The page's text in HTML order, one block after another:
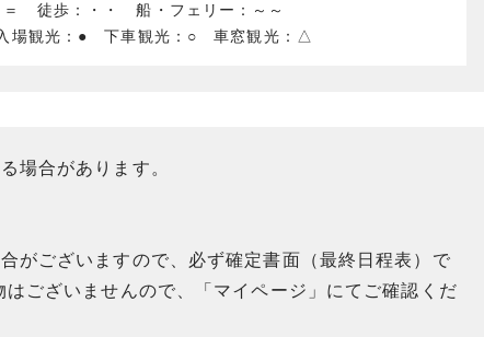
徒歩：・・ 船・フェリー：～～
場観光：● 下車観光：○ 車窓観光：△
場合があります。
がございますので、必ず確定書面（最終日程表）で
ございませんので、「マイページ」にてご確認くだ